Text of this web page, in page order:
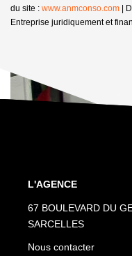
du site : www.anmconso.com |
Entreprise juridiquement et
L'AGENCE
67 BOULEVARD DU
SARCELLES
Nous contacter